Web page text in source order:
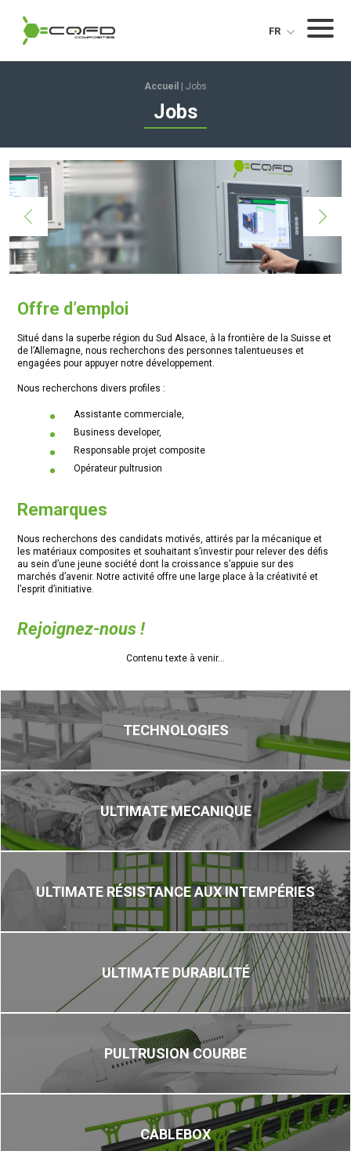
CQFD Composites Thermoplastic pultrusion Menu
FR
Accueil Jobs
Jobs
Offre d’emploi
Situé dans la superbe région du Sud Alsace, à la frontière de la Suisse et
de l’Allemagne, nous recherchons des personnes talentueuses et
engagées pour appuyer notre développement.
Nous recherchons divers profiles :
Assistante commerciale,
Business developer,
Responsable projet composite
Opérateur pultrusion
Remarques
Nous recherchons des candidats motivés, attirés par la mécanique et
les matériaux composites et souhaitant s’investir pour relever des défis
au sein d’une jeune société dont la croissance s’appuie sur des
marchés d’avenir. Notre activité offre une large place à la créativité et
l’esprit d’initiative.
Rejoignez-nous !
Contenu texte à venir...
TECHNOLOGIES
ULTIMATE MECANIQUE
ULTIMATE RÉSISTANCE AUX INTEMPÉRIES
ULTIMATE DURABILITÉ
PULTRUSION COURBE
CABLEBOX